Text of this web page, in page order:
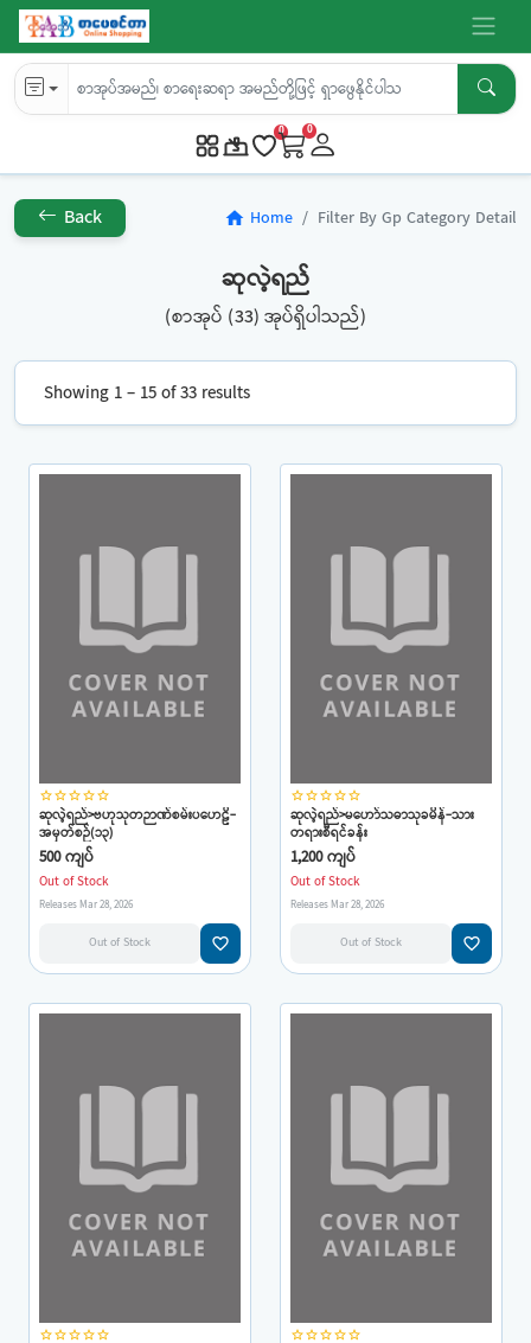
0 0
Back home Home Filter By Gp Category Detail
ဆုလဲ့ရည်
(စာအုပ် (33) အုပ်ရှိပါသည်)
Showing 1 – 15 of 33 results
star_borderstar_borderstar_borderstar_borderstar_border
ဆုလဲ့ရည်>ဗဟုသုတဉာဏ်စမ်းပဟေဠိ-
အမှတ်စဉ်(၁၃)
500 ကျပ်
Out of Stock
Releases Mar 28, 2026
Out of Stock favorite_border
star_borderstar_borderstar_borderstar_borderstar_border
ဆုလဲ့ရည်>မဟော်သဓာသုခမိန်-သား
တရားစီရင်ခန်း
1,200 ကျပ်
Out of Stock
Releases Mar 28, 2026
Out of Stock favorite_border
star_borderstar_borderstar_borderstar_borderstar_border star_borderstar_borderstar_borderstar_borderstar_border